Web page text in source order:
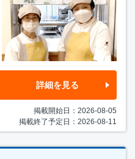
詳細を見る
掲載開始日：2026-08-05
掲載終了予定日：2026-08-11